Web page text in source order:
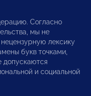
Согласно
мы не
лексику
букв точками,
и социальной